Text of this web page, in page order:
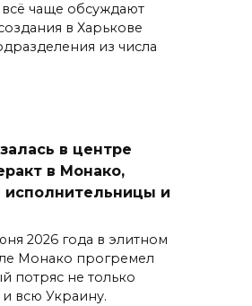
чаще обсуждают
в Харькове
из числа
в центре
в Монако,
исполнительницы и
2026 года в элитном
Монако прогремел
потряс не только
всю Украину.